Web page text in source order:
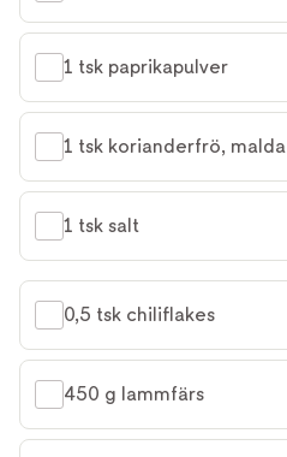
1 tsk paprikapulver
1 tsk korianderfrö, malda
1 tsk salt
0,5 tsk chiliflakes
450 g lammfärs